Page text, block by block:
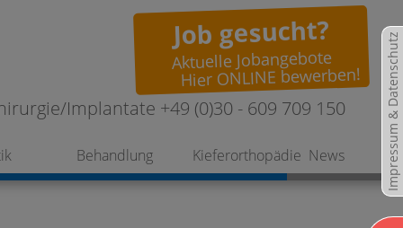
Impressum & Datenschutz
Implantate +49 (0)30 - 609 709 150
Job gesucht?
Aktuelle Jobangebote
Hier ONLINE bewerben!
Behandlung Kieferorthopädie News